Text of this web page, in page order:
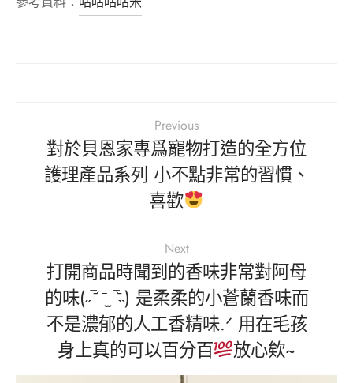
Previous
對於貝恩家專爲寵物打造的全方位
護理產品系列 小不點非常的習慣、
喜歡
Next
打開商品時聞到的香味非常對阿母
的味(˶‾᷄ ⁻̫ ‾᷅˵) 是柔柔的小蒼蘭香味而
不是濃郁的人工香精味.ᐟ‪‪ 用在毛孩
身上真的可以百分百
放心欸~